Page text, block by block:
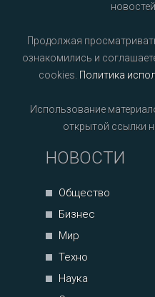
Продолжая
ознакомились и
cookies. Политика
Использование
открытой ссылки
НОВОСТИ
Общество
Бизнес
Мир
Техно
Наука